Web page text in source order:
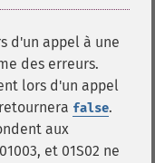
d'un appel à une
des erreurs.
lors d'un appel
false.
aux
et 01S02 ne